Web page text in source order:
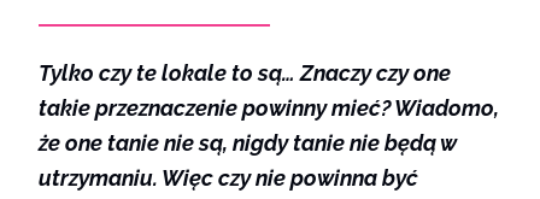
Tylko czy te lokale to są… Znaczy czy one
takie przeznaczenie powinny mieć? Wiadomo,
że one tanie nie są, nigdy tanie nie będą w
utrzymaniu. Więc czy nie powinna być